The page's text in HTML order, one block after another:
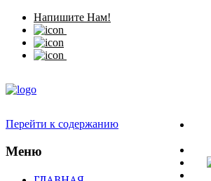
Напишите Нам!
Перейти к содержанию
Меню